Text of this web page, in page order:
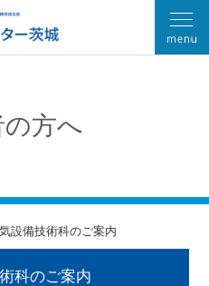
方へ
設備技術科のご案内
科のご案内